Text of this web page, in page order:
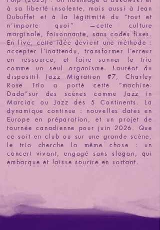
à sa liberté insolente, mais aussi à Jean
Dubuffet et à la légitimité du “tout et
n’importe quoi” —cette culture
marginale, foisonnante, sans codes fixes.
En live, cette idée devient une méthode :
accepter l’inattendu, transformer l’erreur
en ressource, et faire sonner le trio
comme un seul organisme. Lauréat du
dispositif Jazz Migration #7, Charley
Rose Trio a porté cette “machine-
Dada”sur des scènes comme Jazz in
Marciac ou Jazz des 5 Continents. La
dynamique continue : nouvelles dates en
Europe en préparation, et un projet de
tournée canadienne pour juin 2026. Que
ce soit en club ou sur une grande scène,
le trio cherche la même chose : un
concert vivant, engagé sans slogan, qui
embarque et laisse sourire en sortant.